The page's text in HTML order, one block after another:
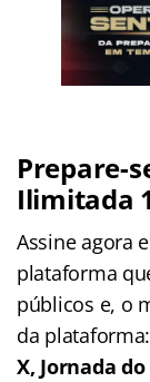
Prepare-
Ilimitada
Assine agora
plataforma
públicos e, o
da plataforma:
X, Jornada